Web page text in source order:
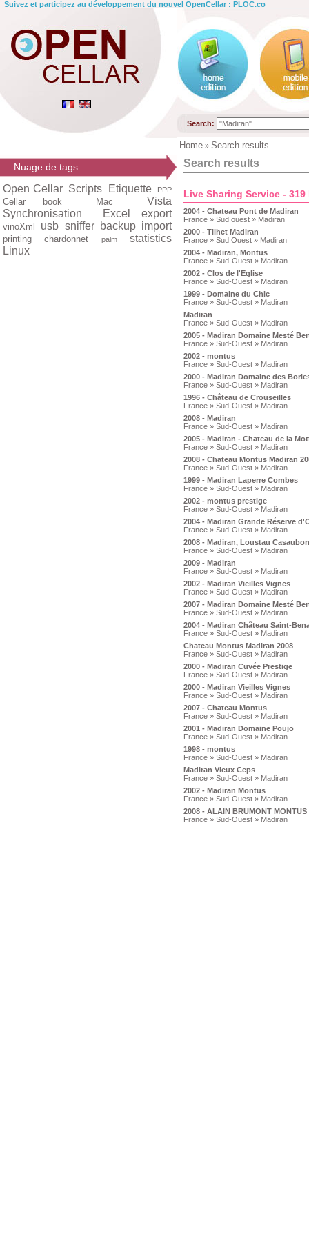
Suivez et participez au développement du nouvel OpenCellar : PLOC.co
Search:
Home » Search results
Nuage de tags
Open Cellar Scripts Etiquette PPP
Cellar book Mac
Vista
Synchronisation
Excel export
vinoXml usb sniffer backup import
printing chardonnet palm
statistics
Linux
Search results
Live Sharing Service -
2004 - Chateau Pont de Madiran
France » Sud ouest » Madiran
2000 - Tilhet Madiran
France » Sud Ouest » Madiran
2004 - Madiran, Montus
France » Sud-Ouest » Madiran
2002 - Clos de l'Eglise
France » Sud-Ouest » Madiran
1999 - Domaine du Chic
France » Sud-Ouest » Madiran
Madiran
France » Sud-Ouest » Madiran
2005 - Madiran Domaine Mesté
France » Sud-Ouest » Madiran
2002 - montus
France » Sud-Ouest » Madiran
2000 - Madiran Domaine des
France » Sud-Ouest » Madiran
1996 - Château de Crouseilles
France » Sud-Ouest » Madiran
2008 - Madiran
France » Sud-Ouest » Madiran
2005 - Madiran - Chateau de la
France » Sud-Ouest » Madiran
2008 - Chateau Montus Madiran
France » Sud-Ouest » Madiran
1999 - Madiran Laperre Combes
France » Sud-Ouest » Madiran
2002 - montus prestige
France » Sud-Ouest » Madiran
2004 - Madiran Grande Réserve
France » Sud-Ouest » Madiran
2008 - Madiran, Loustau Casaubon
France » Sud-Ouest » Madiran
2009 - Madiran
France » Sud-Ouest » Madiran
2002 - Madiran Vieilles Vignes
France » Sud-Ouest » Madiran
2007 - Madiran Domaine Mesté
France » Sud-Ouest » Madiran
2004 - Madiran Château Saint-
France » Sud-Ouest » Madiran
Chateau Montus Madiran 2008
France » Sud-Ouest » Madiran
2000 - Madiran Cuvée Prestige
France » Sud-Ouest » Madiran
2000 - Madiran Vieilles Vignes
France » Sud-Ouest » Madiran
2007 - Chateau Montus
France » Sud-Ouest » Madiran
2001 - Madiran Domaine Poujo
France » Sud-Ouest » Madiran
1998 - montus
France » Sud-Ouest » Madiran
Madiran Vieux Ceps
France » Sud-Ouest » Madiran
2002 - Madiran Montus
France » Sud-Ouest » Madiran
2008 - ALAIN BRUMONT MONTUS
France » Sud-Ouest » Madiran